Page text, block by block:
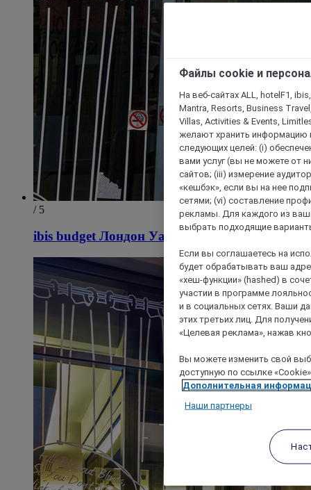
/ 5
ibis budget Лондон Уайтчепел — Брик Лейн
Файлы cookie и
На веб-сайтах ALL, hotelF1,
Mantra, Resorts, Business
Villas, Activities & Events,
желают хранить информацию
следующих целей: (i)
вами услуг (вы не можете от
сайтов; (iii) измерение
«кешбэк», если вы на нее
сетями; (vi) составление
рекламы. Для каждого из
выбрать подходящие
Если вы соглашаетесь на
будет обрабатывать ваш
«хеш-функции» (hashed) в
участии в программе
и в социальных сетях. Ваши
этих третьих лиц. Для
«Целевая реклама», нажав
Вы можете изменить свой
доступную по ссылке
Дополнительная
Наши партнеры